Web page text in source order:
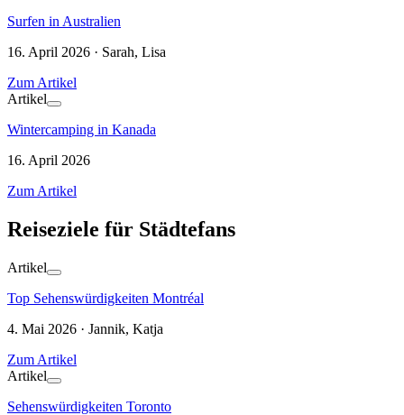
Surfen in Australien
16. April 2026 · Sarah, Lisa
Zum Artikel
Artikel
Wintercamping in Kanada
16. April 2026
Zum Artikel
Reiseziele für Städtefans
Artikel
Top Sehenswürdigkeiten Montréal
4. Mai 2026 · Jannik, Katja
Zum Artikel
Artikel
Sehenswürdigkeiten Toronto